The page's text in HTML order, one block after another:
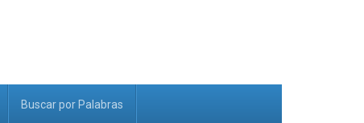
Buscar por Palabras